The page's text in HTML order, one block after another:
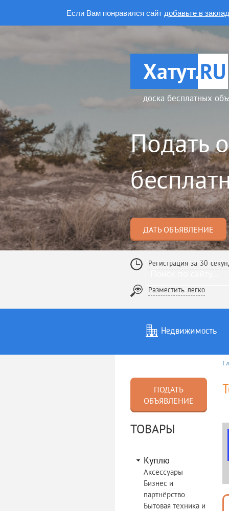
Если Вам понравился сайт добавьте в
Хатут.RU
доска бесплатных
Подать
ДАТЬ ОБЪЯВЛЕНИЕ
Регистрация за 30
Разместить легко
Недвижимость
Услуги
ПОДАТЬ
ОБЪЯВЛЕНИЕ
ТОВАРЫ
Куплю
Аксессуары
Бизнес и
партнёрство
Бытовая техника и